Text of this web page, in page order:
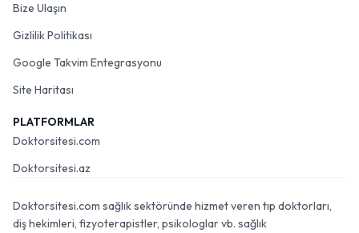
Bize Ulaşın
Gizlilik Politikası
Google Takvim Entegrasyonu
Site Haritası
PLATFORMLAR
Doktorsitesi.com
Doktorsitesi.az
Doktorsitesi.com sağlık sektöründe hizmet veren tıp doktorları,
diş hekimleri, fizyoterapistler, psikologlar vb. sağlık